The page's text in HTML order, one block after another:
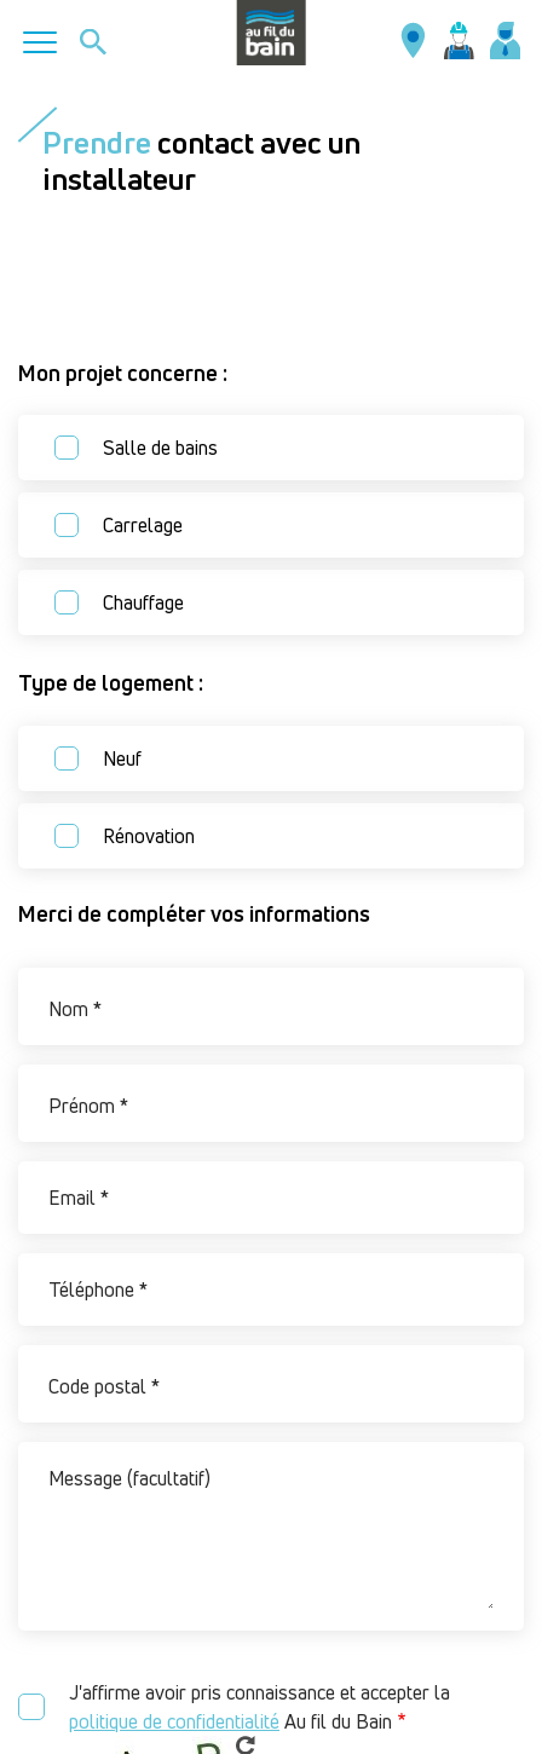
contenu
principal
Prendre contact avec un
installateur
Mon projet concerne :
Salle de bains
Carrelage
Chauffage
Type de logement :
Neuf
Rénovation
Merci de compléter vos informations
J'affirme avoir pris connaissance et accepter la
politique de confidentialitéAu fil du Bain